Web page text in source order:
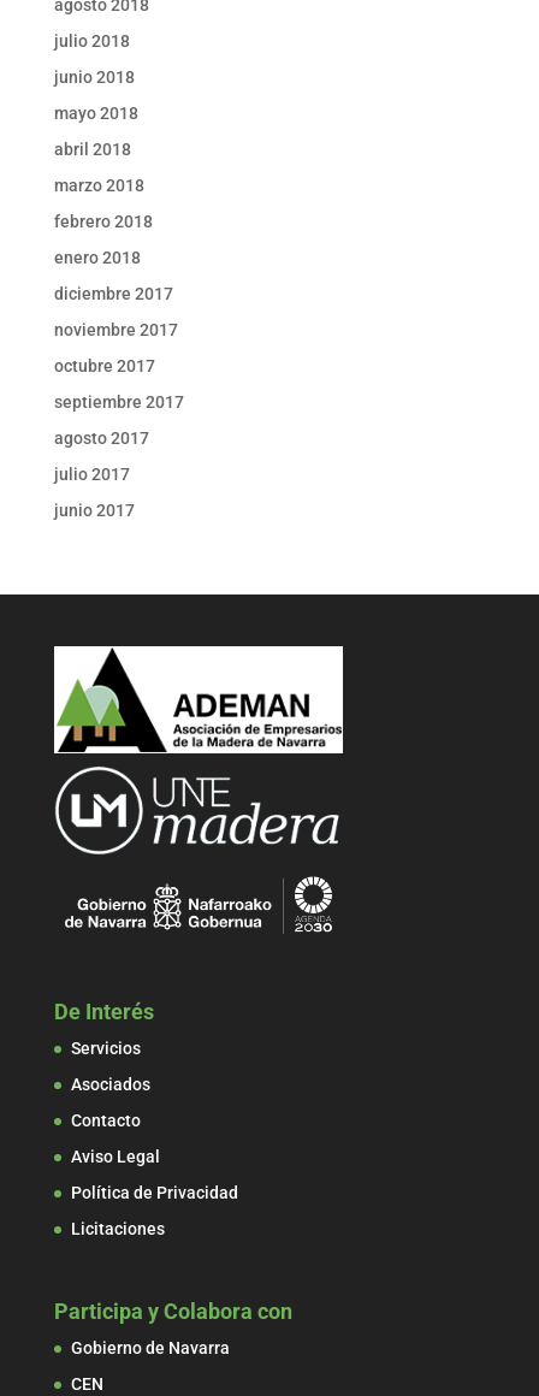
agosto 2018
julio 2018
junio 2018
mayo 2018
abril 2018
marzo 2018
febrero 2018
enero 2018
diciembre 2017
noviembre 2017
octubre 2017
septiembre 2017
agosto 2017
julio 2017
junio 2017
De Interés
Servicios
Asociados
Contacto
Aviso Legal
Política de Privacidad
Licitaciones
Participa y Colabora con
Gobierno de Navarra
CEN